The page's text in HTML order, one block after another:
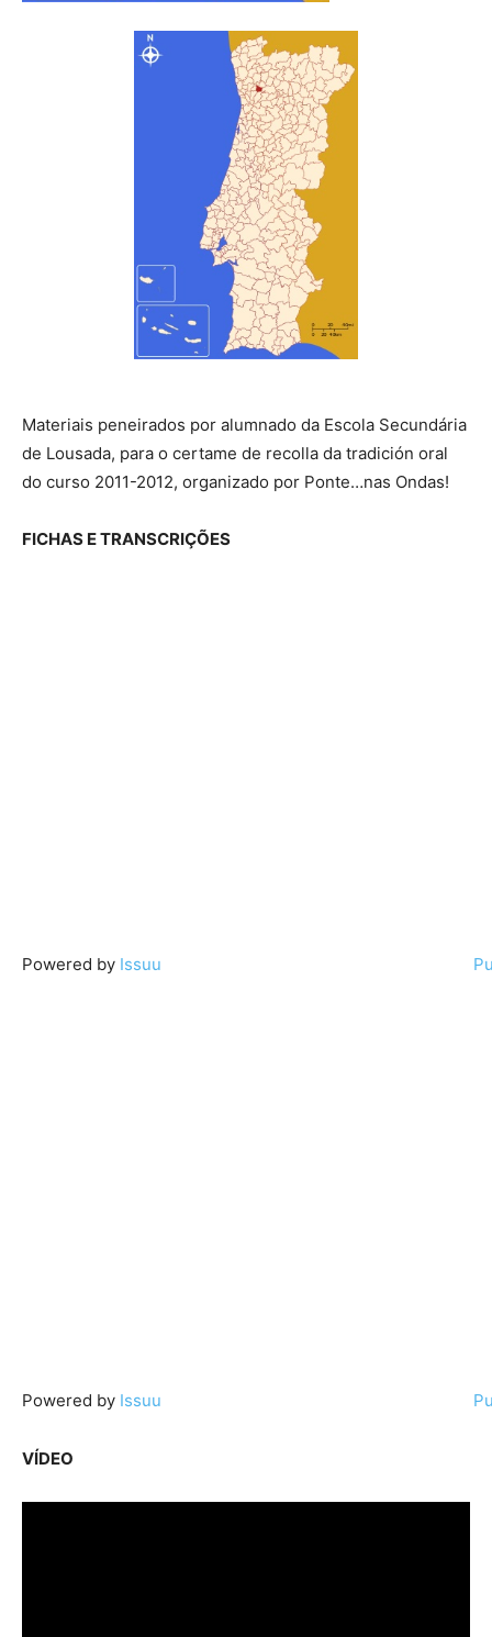
Materiais peneirados por alumnado da Escola Secundária
de Lousada, para o certame de recolla da tradición oral
do curso 2011-2012, organizado por Ponte…nas Ondas!
FICHAS E TRANSCRIÇÕES
Powered by Issuu
Powered by Issuu
VÍDEO